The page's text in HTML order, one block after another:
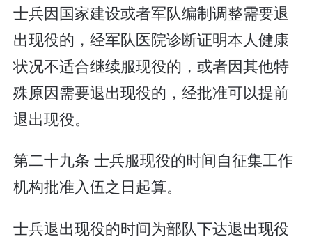
士兵因国家建设或者军队编制调整需要退
出现役的，经军队医院诊断证明本人健康
状况不适合继续服现役的，或者因其他特
殊原因需要退出现役的，经批准可以提前
退出现役。
第二十九条 士兵服现役的时间自征集工作
机构批准入伍之日起算。
士兵退出现役的时间为部队下达退出现役